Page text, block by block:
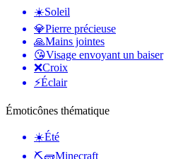
☀️Soleil
💎Pierre précieuse
🙏Mains jointes
😘Visage envoyant un baiser
❌Croix
⚡Éclair
Émoticônes thématique
☀️Été
⛏🧱Minecraft